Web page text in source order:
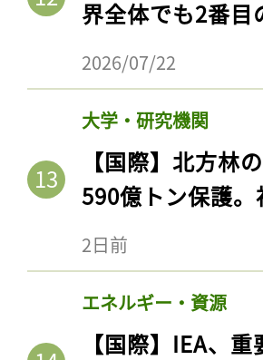
界全体でも2番
2026/07/22
大学・研究機関
【国際】北方林
590億トン保護
2日前
エネルギー・資源
【国際】IEA、
記事をお
ロ